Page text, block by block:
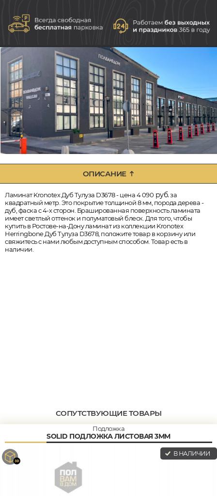
ОПИСАНИЕ
Ламинат Kronotex Дуб Тулуза D3678 - цена 4 090 руб.за
квадратный метр. Это покрытие толщиной 8 мм, порода дерева -
дуб, фаска с 4-х сторон. Брашированная поверхность ламината
имеет светлый оттенок и полуматовый блеск. Для того, чтобы
купить в Ростове-на-Дону ламинат из коллекции Kronotex
Herringbone Дуб Тулуза D3678, положите товар в корзину или
свяжитесь с нами любым доступным способом. Товар есть в
наличии.
СОПУТСТВУЮЩИЕ ТОВАРЫ
Подложка
SOLID ПОДЛОЖКА ЛИСТОВАЯ 3ММ
В НАЛИЧИИ